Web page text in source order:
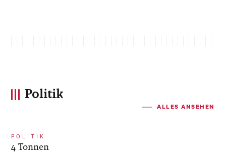
Politik
ALLES ANSEHEN
POLITIK
4 Tonnen